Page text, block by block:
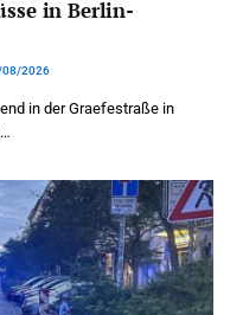
in Berlin-
2026
in der Graefestraße in